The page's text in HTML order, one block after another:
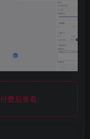
费后查看